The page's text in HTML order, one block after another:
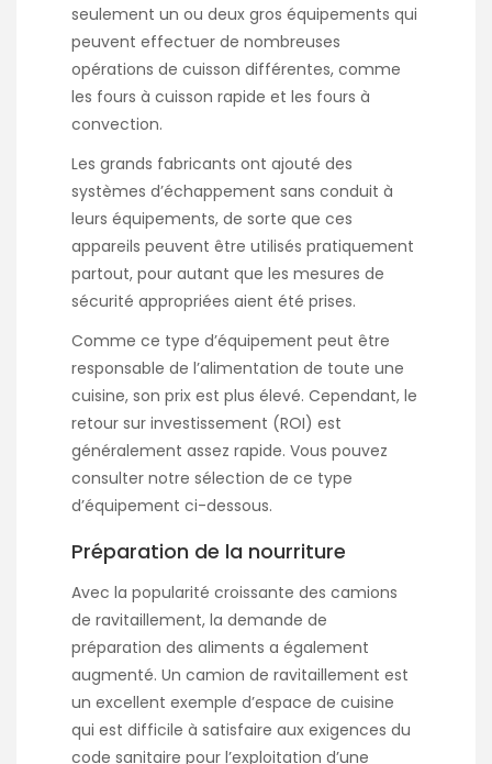
seulement un ou deux gros équipements qui
peuvent effectuer de nombreuses
opérations de cuisson différentes, comme
les fours à cuisson rapide et les fours à
convection.
Les grands fabricants ont ajouté des
systèmes d’échappement sans conduit à
leurs équipements, de sorte que ces
appareils peuvent être utilisés pratiquement
partout, pour autant que les mesures de
sécurité appropriées aient été prises.
Comme ce type d’équipement peut être
responsable de l’alimentation de toute une
cuisine, son prix est plus élevé. Cependant, le
retour sur investissement (ROI) est
généralement assez rapide. Vous pouvez
consulter notre sélection de ce type
d’équipement ci-dessous.
Préparation de la nourriture
Avec la popularité croissante des camions
de ravitaillement, la demande de
préparation des aliments a également
augmenté. Un camion de ravitaillement est
un excellent exemple d’espace de cuisine
qui est difficile à satisfaire aux exigences du
code sanitaire pour l’exploitation d’une